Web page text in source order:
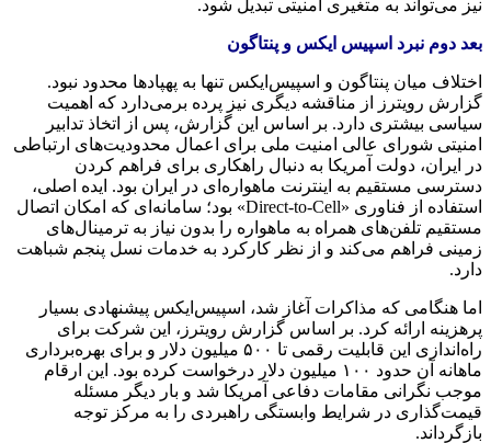
نیز می‌تواند به متغیری امنیتی تبدیل شود.
بعد دوم نبرد اسپیس ایکس و پنتاگون
اختلاف میان پنتاگون و اسپیس‌ایکس تنها به پهپادها محدود نبود.
گزارش رویترز از مناقشه دیگری نیز پرده برمی‌دارد که اهمیت
سیاسی بیشتری دارد. بر اساس این گزارش، پس از اتخاذ تدابیر
امنیتی شورای عالی امنیت ملی برای اعمال محدودیت‌های ارتباطی
در ایران، دولت آمریکا به دنبال راهکاری برای فراهم کردن
دسترسی مستقیم به اینترنت ماهواره‌ای در ایران بود. ایده اصلی،
استفاده از فناوری «Direct-to-Cell» بود؛ سامانه‌ای که امکان اتصال
مستقیم تلفن‌های همراه به ماهواره را بدون نیاز به ترمینال‌های
زمینی فراهم می‌کند و از نظر کارکرد به خدمات نسل پنجم شباهت
دارد.
اما هنگامی که مذاکرات آغاز شد، اسپیس‌ایکس پیشنهادی بسیار
پرهزینه ارائه کرد. بر اساس گزارش رویترز، این شرکت برای
راه‌اندازی این قابلیت رقمی تا ۵۰۰ میلیون دلار و برای بهره‌برداری
ماهانه آن حدود ۱۰۰ میلیون دلار درخواست کرده بود. این ارقام
موجب نگرانی مقامات دفاعی آمریکا شد و بار دیگر مسئله
قیمت‌گذاری در شرایط وابستگی راهبردی را به مرکز توجه
بازگرداند.